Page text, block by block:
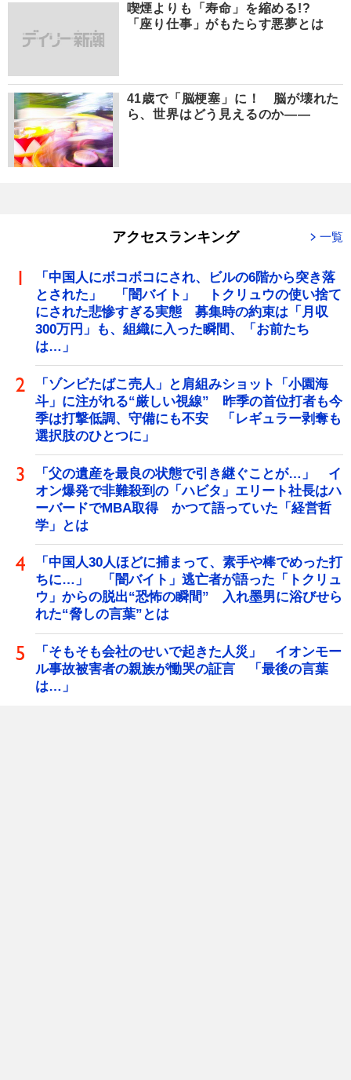
喫煙よりも「寿命」を縮める!?
「座り仕事」がもたらす悪夢とは
41歳で「脳梗塞」に！ 脳が壊れた
ら、世界はどう見えるのか――
アクセスランキング 一覧
「中国人にボコボコにされ、ビルの6階から突き落
とされた」 「闇バイト」 トクリュウの使い捨て
にされた悲惨すぎる実態 募集時の約束は「月収
300万円」も、組織に入った瞬間、「お前たち
は…」
「ゾンビたばこ売人」と肩組みショット「小園海
斗」に注がれる“厳しい視線” 昨季の首位打者も今
季は打撃低調、守備にも不安 「レギュラー剥奪も
選択肢のひとつに」
「父の遺産を最良の状態で引き継ぐことが…」 イ
オン爆発で非難殺到の「ハビタ」エリート社長はハ
ーバードでMBA取得 かつて語っていた「経営哲
学」とは
「中国人30人ほどに捕まって、素手や棒でめった打
ちに…」 「闇バイト」逃亡者が語った「トクリュ
ウ」からの脱出“恐怖の瞬間” 入れ墨男に浴びせら
れた“脅しの言葉”とは
「そもそも会社のせいで起きた人災」 イオンモー
ル事故被害者の親族が慟哭の証言 「最後の言葉
は…」